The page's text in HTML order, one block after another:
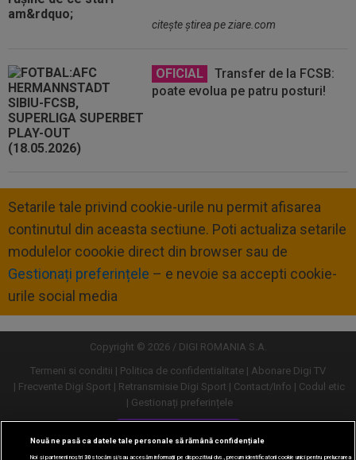
citeşte ştirea pe ziare.com
OFICIAL
Transfer de la FCSB:
poate evolua pe patru posturi!
Setarile tale privind cookie-urile nu permit afisarea
continutul din aceasta sectiune. Poti actualiza setarile
modulelor coookie direct din browser sau de
Gestionați preferințele – e nevoie sa accepti cookie-
urile social media
Copyright © 2026 / DIGI ROMANIA S.A.
Termeni si conditii
Politica de confidentialitate
Abonare Digi TV
Frecvente Digi Sport
Retransmisie Digi Sport Contact/Info
Codul etic
Gestionați preferințele
Versiune desktop
Nouă ne pasă ca datele tale personale să rămână confidențiale
Noi și partenerii noștri30stocăm și/sau accesăm informații pe dispozitivul dvs., precum identificatorii cookie unici pentru prelucrarea